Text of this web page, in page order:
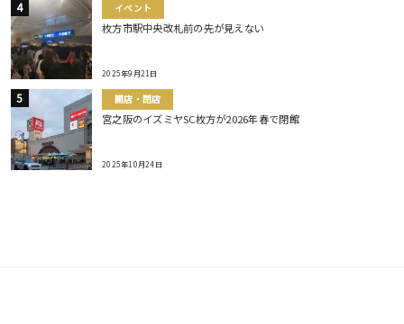
イベント
枚方市駅中央改札前の先が見えない
2025年9月21日
開店・閉店
宮之阪のイズミヤSC枚方が2026年春で閉館
2025年10月24日